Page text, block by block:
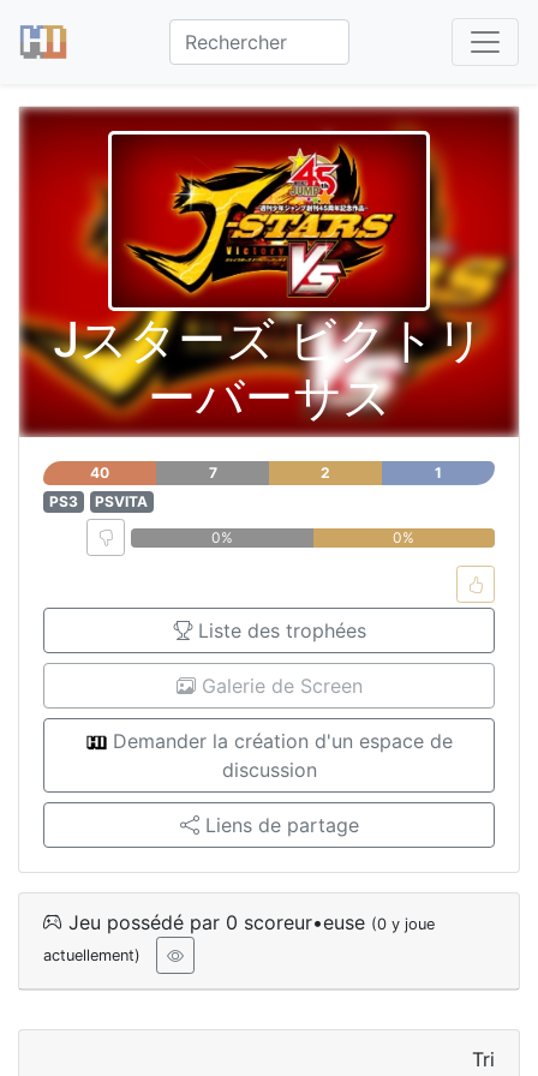
Jスターズ ビクトリ
ーバーサス
40 7 2
1
PS3
PSVITA
0%
0%
Liste des trophées
Galerie de Screen
Demander la création d'un espace de
discussion
Liens de partage
Jeu possédé par 0 scoreur•euse (0 y joue
actuellement)
Tri